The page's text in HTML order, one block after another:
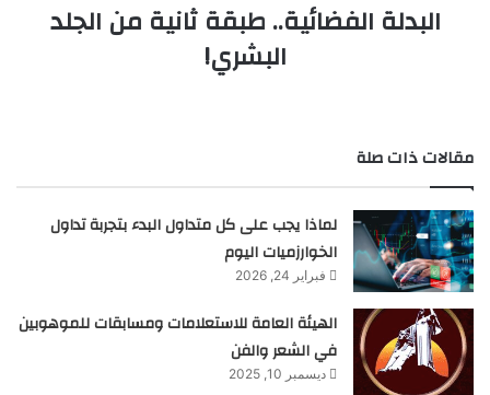
البدلة الفضائية.. طبقة ثانية من الجلد
البشري!
مقالات ذات صلة
لماذا يجب على كل متداول البدء بتجربة تداول
الخوارزميات اليوم
فبراير 24, 2026
الهيئة العامة للاستعلامات ومسابقات للموهوبين
في الشعر والفن
ديسمبر 10, 2025